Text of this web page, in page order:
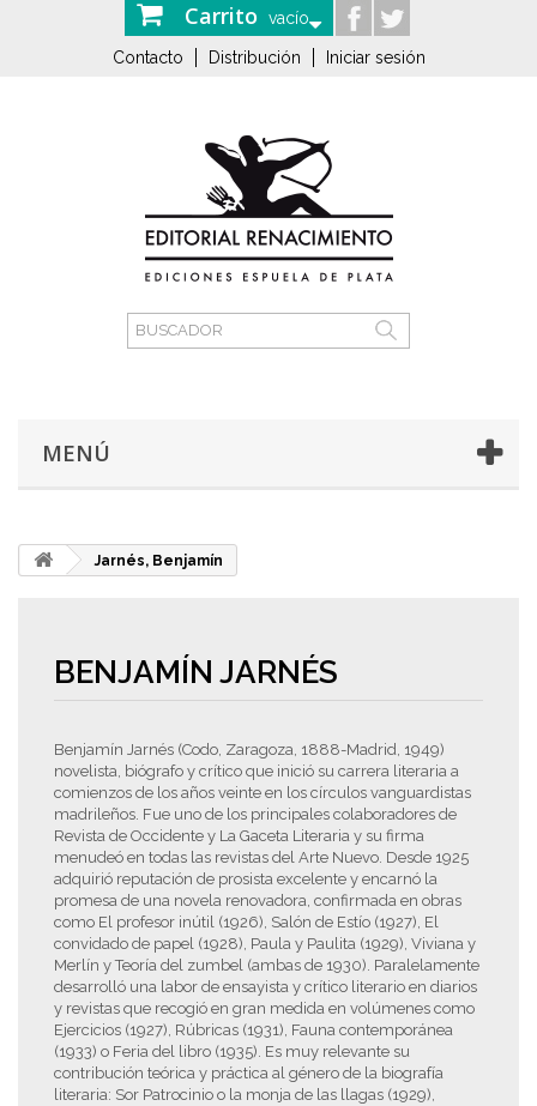
Carrito vacío
Contacto Distribución Iniciar sesión
MENÚ
Jarnés, Benjamín
BENJAMÍN JARNÉS
Benjamín Jarnés (Codo, Zaragoza, 1888-Madrid, 1949)
novelista, biógrafo y crítico que inició su carrera literaria a
comienzos de los años veinte en los círculos vanguardistas
madrileños. Fue uno de los principales colaboradores de
Revista de Occidente y La Gaceta Literaria y su firma
menudeó en todas las revistas del Arte Nuevo. Desde 1925
adquirió reputación de prosista excelente y encarnó la
promesa de una novela renovadora, confirmada en obras
como El profesor inútil (1926), Salón de Estío (1927), El
convidado de papel (1928), Paula y Paulita (1929), Viviana y
Merlín y Teoría del zumbel (ambas de 1930). Paralelamente
desarrolló una labor de ensayista y crítico literario en diarios
y revistas que recogió en gran medida en volúmenes como
Ejercicios (1927), Rúbricas (1931), Fauna contemporánea
(1933) o Feria del libro (1935). Es muy relevante su
contribución teórica y práctica al género de la biografía
literaria: Sor Patrocinio o la monja de las llagas (1929),